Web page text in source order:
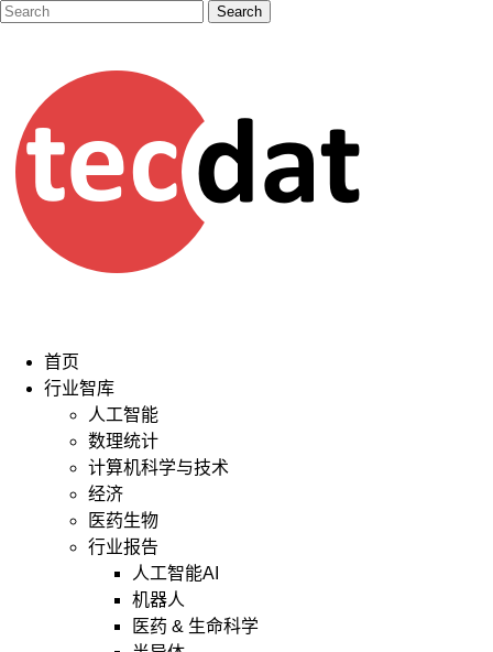
首页
行业智库
人工智能
数理统计
计算机科学与技术
经济
医药生物
行业报告
人工智能AI
机器人
医药 & 生命科学